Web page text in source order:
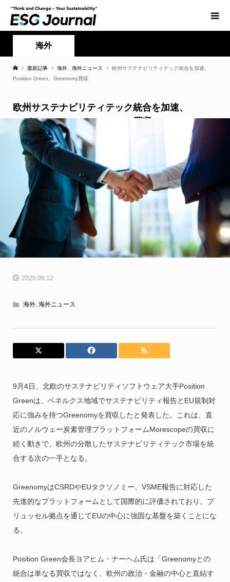
海外
最新記事 海外 海外ニュース
欧州サステナビリティテック統合を加速、
Position Green、Greenomy買収
欧州サステナビリティテック統合を加速、
Position Green、Greenomy買収
2025.09.12
海外, 海外ニュース
9月4日、北欧のサステナビリティソフトウェア大手Position
Greenは、ベネルクス地域でサステナビリティ報告とEU規制対
応に強みを持つGreenomyを買収したと発表した。これは、直
近のノルウェー炭素管理プラットフォームMorescopeの買収に
続く動きで、欧州の分散したサステナビリティテック市場を統
合する次の一手となる。
GreenomyはCSRDやEUタクソノミー、VSME報告に対応した
先進的なプラットフォームとして国際的に評価されており、ブ
リュッセル拠点を通じてEUの中心に強固な基盤を築くことにな
る。
Position Green会長ヨアヒム・ナーヘム氏は「Greenomyとの
統合は単なる買収ではなく、欧州の政治・金融の中心と直結す